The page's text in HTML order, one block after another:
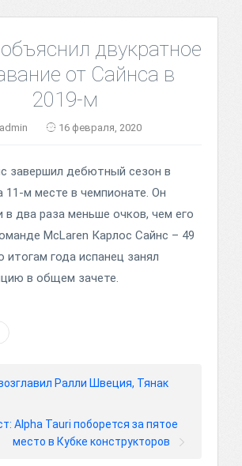
двукратное
от Сайнса в
2019-м
16 февраля, 2020
завершил дебютный сезон в
11-м месте в чемпионате. Он
в два раза меньше очков, чем его
McLaren Карлос Сайнс – 49
итогам года испанец занял
в общем зачете.
Ралли Швеция, Тянак
Alpha Tauri поборется за пятое
место в Кубке конструкторов